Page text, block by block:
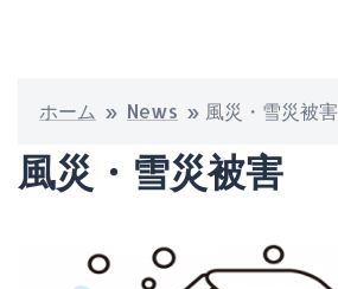
ホーム » News » 風災・雪災被害
風災・雪災被害